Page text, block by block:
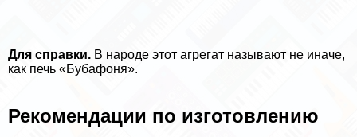
Для справки. В народе этот агрегат называют не иначе,
как печь «Бубафоня».
Рекомендации по изготовлению